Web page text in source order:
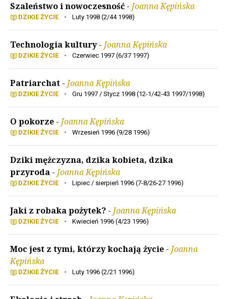
Szaleństwo i nowoczesność - Joanna Kępińska
DZIKIE ŻYCIE • Luty 1998 (2/44 1998)
Technologia kultury- Joanna Kępińska
DZIKIE ŻYCIE • Czerwiec 1997 (6/37 1997)
Patriarchat - Joanna Kępińska
DZIKIE ŻYCIE • Gru 1997 / Stycz 1998 (12-1/42-43 1997/1998)
O pokorze - Joanna Kępińska
DZIKIE ŻYCIE • Wrzesień 1996 (9/28 1996)
Dziki mężczyzna, dzika kobieta, dzika
przyroda - Joanna Kępińska
DZIKIE ŻYCIE • Lipiec / sierpień 1996 (7-8/26-27 1996)
Jaki z robaka pożytek? - Joanna Kępińska
DZIKIE ŻYCIE • Kwiecień 1996 (4/23 1996)
Moc jest z tymi, którzy kochają życie - Joanna
Kępińska
DZIKIE ŻYCIE • Luty 1996 (2/21 1996)